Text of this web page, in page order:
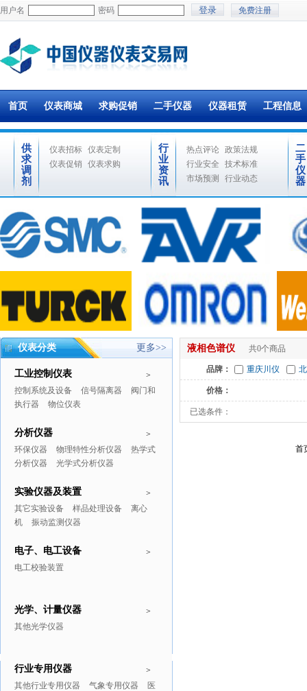
用户名 密码 免费注册
首页 仪表商城 求购促销 二手仪器 仪器租赁 工程信息
供
求
调
剂
仪表招标 仪表定制
仪表促销
仪表求购
行
业
资
讯
热点评论 政策法规
行业安全
技术标准
市场预测
行业动态
二
手
仪
器
仪表分类 更多>>
>
工业控制仪表
控制系统及设备 信号隔离器
阀门和
执行器
物位仪表
>
分析仪器
环保仪器 物理特性分析仪器
热学式
分析仪器
光学式分析仪器
>
实验仪器及装置
其它实验设备 样品处理设备
离心
机
振动监测仪器
>
电子、电工设备
电工校验装置
>
光学、计量仪器
其他光学仪器
>
行业专用仪器
其他行业专用仪器 气象专用仪器
医
推广商品 更多>>
液相色谱仪 共0个商品
品牌： 重庆川仪
价格：
已选条件：
首